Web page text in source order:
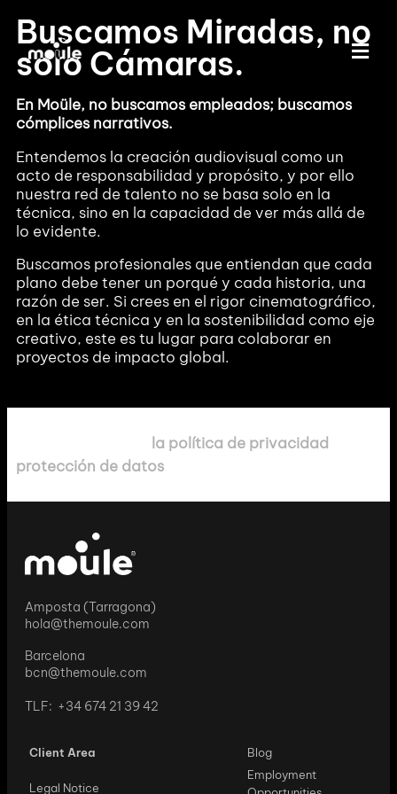
Buscamos Miradas, no
solo Cámaras.
En Moüle, no buscamos empleados; buscamos
cómplices narrativos.
Entendemos la creación audiovisual como un
acto de responsabilidad y propósito, y por ello
nuestra red de talento no se basa solo en la
técnica, sino en la capacidad de ver más allá de
lo evidente.
Buscamos profesionales que entiendan que cada
plano debe tener un porqué y cada historia, una
razón de ser. Si crees en el rigor cinematográfico,
en la ética técnica y en la sostenibilidad como eje
creativo, este es tu lugar para colaborar en
proyectos de impacto global.
la política de privacidad
protección de datos
Amposta (Tarragona)
hola@themoule.com
Barcelona
bcn@themoule.com
TLF: +34 674 21 39 42
Client Area
Legal Notice
Blog
Employment